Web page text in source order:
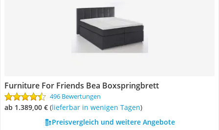
Furniture For Friends Bea Boxspringbrett
496 Bewertungen
ab 1.389,00 € ( Lieferbar in wenigen Tagen)
Preisvergleich und weitere Angebote